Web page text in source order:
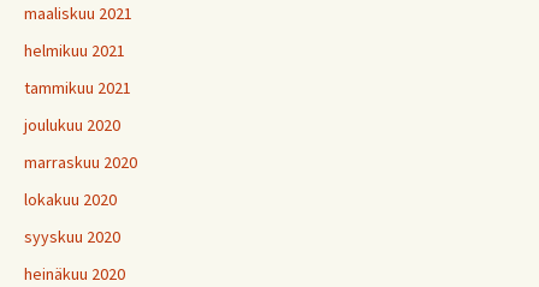
maaliskuu 2021
helmikuu 2021
tammikuu 2021
joulukuu 2020
marraskuu 2020
lokakuu 2020
syyskuu 2020
heinäkuu 2020